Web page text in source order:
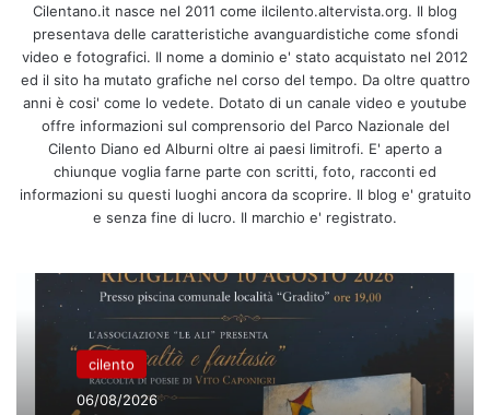
Cilentano.it nasce nel 2011 come ilcilento.altervista.org. Il blog
presentava delle caratteristiche avanguardistiche come sfondi
video e fotografici. Il nome a dominio e' stato acquistato nel 2012
ed il sito ha mutato grafiche nel corso del tempo. Da oltre quattro
anni è cosi' come lo vedete. Dotato di un canale video e youtube
offre informazioni sul comprensorio del Parco Nazionale del
Cilento Diano ed Alburni oltre ai paesi limitrofi. E' aperto a
chiunque voglia farne parte con scritti, foto, racconti ed
informazioni su questi luoghi ancora da scoprire. Il blog e' gratuito
e senza fine di lucro. Il marchio e' registrato.
cilento
06/08/2026